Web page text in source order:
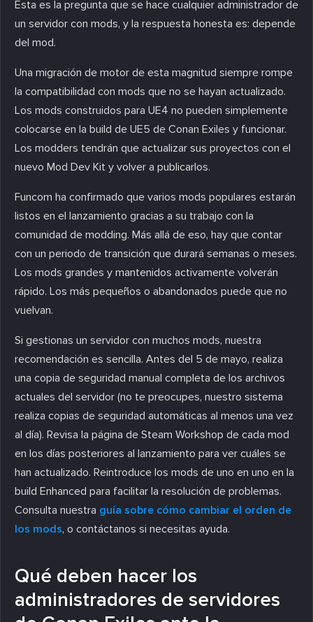
Esta es la pregunta que se hace cualquier administrador de
un servidor con mods, y la respuesta honesta es: depende
del mod.
Una migración de motor de esta magnitud siempre rompe
la compatibilidad con mods que no se hayan actualizado.
Los mods construidos para UE4 no pueden simplemente
colocarse en la build de UE5 de Conan Exiles y funcionar.
Los modders tendrán que actualizar sus proyectos con el
nuevo Mod Dev Kit y volver a publicarlos.
Funcom ha confirmado que varios mods populares estarán
listos en el lanzamiento gracias a su trabajo con la
comunidad de modding. Más allá de eso, hay que contar
con un periodo de transición que durará semanas o meses.
Los mods grandes y mantenidos activamente volverán
rápido. Los más pequeños o abandonados puede que no
vuelvan.
Si gestionas un servidor con muchos mods, nuestra
recomendación es sencilla. Antes del 5 de mayo, realiza
una copia de seguridad manual completa de los archivos
actuales del servidor (no te preocupes, nuestro sistema
realiza copias de seguridad automáticas al menos una vez
al día). Revisa la página de Steam Workshop de cada mod
en los días posteriores al lanzamiento para ver cuáles se
han actualizado. Reintroduce los mods de uno en uno en la
build Enhanced para facilitar la resolución de problemas.
Consulta nuestra guía sobre cómo cambiar el orden de
los mods, o contáctanos si necesitas ayuda.
Qué deben hacer los
administradores de servidores